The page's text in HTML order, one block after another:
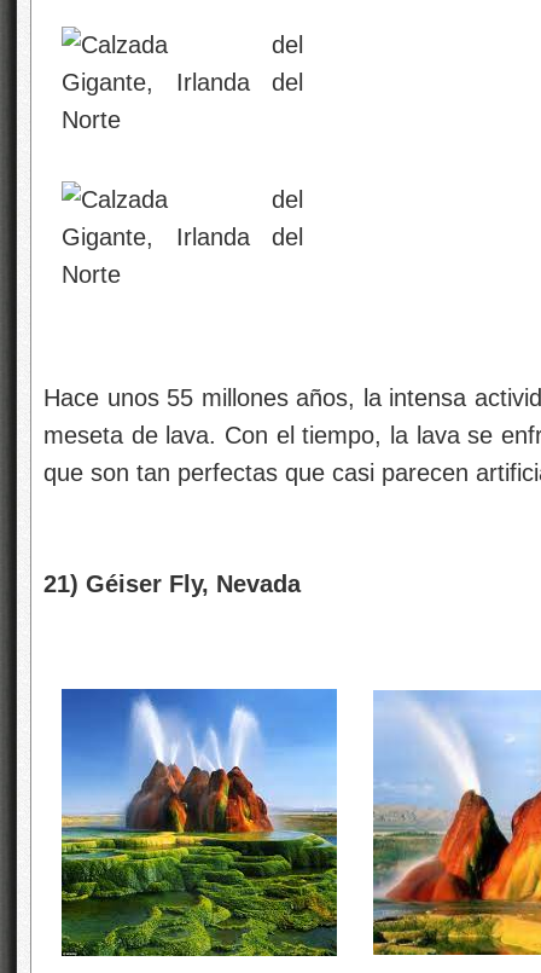
Hace unos 55 millones años, la intensa
meseta de lava. Con el tiempo, la lava se
que son tan perfectas que casi parecen
21) Géiser Fly, Nevada